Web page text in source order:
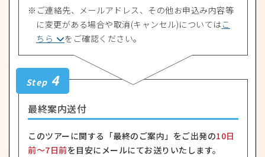
ご連絡先、メールアドレス、その他お申込み内容等
に変更がある場合や取消(キャンセル)についてはこ
ちら
をご確認ください。
Step 4
最終案内送付
このツアーに関する「最終のご案内」をご出発の10日
前〜7日前を目安にメールにてお送りいたします。